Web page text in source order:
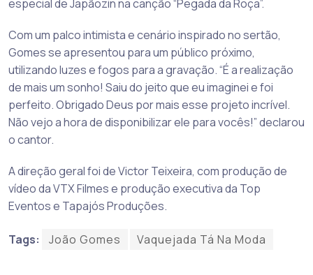
especial de Japãozin na canção “Pegada da Roça”.
Com um palco intimista e cenário inspirado no sertão,
Gomes se apresentou para um público próximo,
utilizando luzes e fogos para a gravação. “É a realização
de mais um sonho! Saiu do jeito que eu imaginei e foi
perfeito. Obrigado Deus por mais esse projeto incrível.
Não vejo a hora de disponibilizar ele para vocês!” declarou
o cantor.
A direção geral foi de Victor Teixeira, com produção de
vídeo da VTX Filmes e produção executiva da Top
Eventos e Tapajós Produções.
Tags: João Gomes Vaquejada Tá Na Moda